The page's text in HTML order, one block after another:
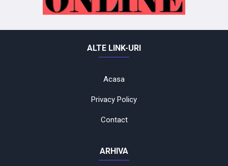
ALTE LINK-URI
Acasa
Privacy Policy
Contact
ARHIVA